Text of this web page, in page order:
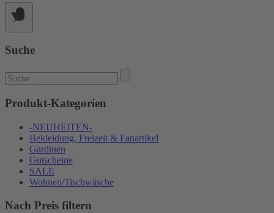
Suche
Suchen
nach:
Produkt-Kategorien
-NEUHEITEN-
Bekleidung, Freizeit & Fanartikel
Gardinen
Gutscheine
SALE
Wohnen/Tischwäsche
Nach Preis filtern